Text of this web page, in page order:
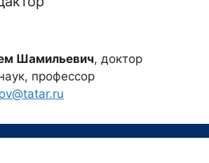
Шамильевич, доктор
профессор